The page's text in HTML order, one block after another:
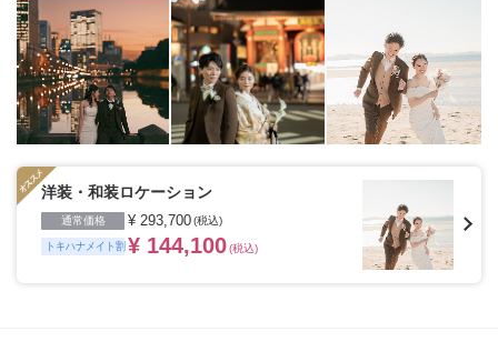
情を引き出すハートのあるフォトグラファーたち。お好
みのフォトグラファーをご指名いただけます。季節を感
じる場所や開放感のあるロケーション、普段の服装でい
つもの二人の姿を思い出の場所、ヘアメイクや衣装など
が揃ったスタジオ、フィレンツェやパリ・ニューヨー
ク・ハワイ・グアムなど世界中の好きな国、こだわって
特別な一日の大切な瞬間を残したいカップルにおすすめ
できない場合がございます。
洋装・和装ロケーション
通常価格 ¥ 293,700(税込)
トキハナメイト割 ¥ 144,100(税込)